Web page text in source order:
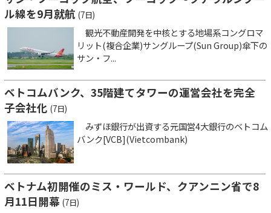
ル線を9月就航 (7日)
観光不動産開発を中核とする地場系コングロマ
リット(複合企業)サングループ(Sun Group)傘下の
サン・フ...
ベトコムバンク、35階建てタワーの運営会社を完全
子会社化 (7日)
みずほ銀行が出資する元国営4大銀行のベトコム
バンク[VCB](Vietcombank)
ベトナム初開催のミス・ワールド、クアンニン省で8
月11日開幕 (7日)